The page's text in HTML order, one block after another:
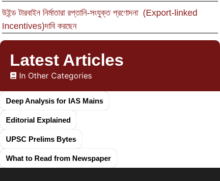
উইন্ড টারবাইন নির্মাতারা রপ্তানি-সংযুক্ত প্রণোদনা (Export-linked
Incentives)দাবি করছেন
Latest Articles
In Other Categories
Deep Analysis for IAS Mains
Editorial Explained
UPSC Prelims Bytes
What to Read from Newspaper